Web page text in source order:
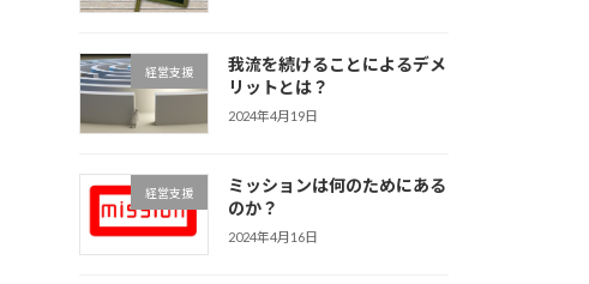
経営支援
我流を続けることによるデメ
リットとは？
2024年4月19日
経営支援
ミッションは何のためにある
のか？
2024年4月16日